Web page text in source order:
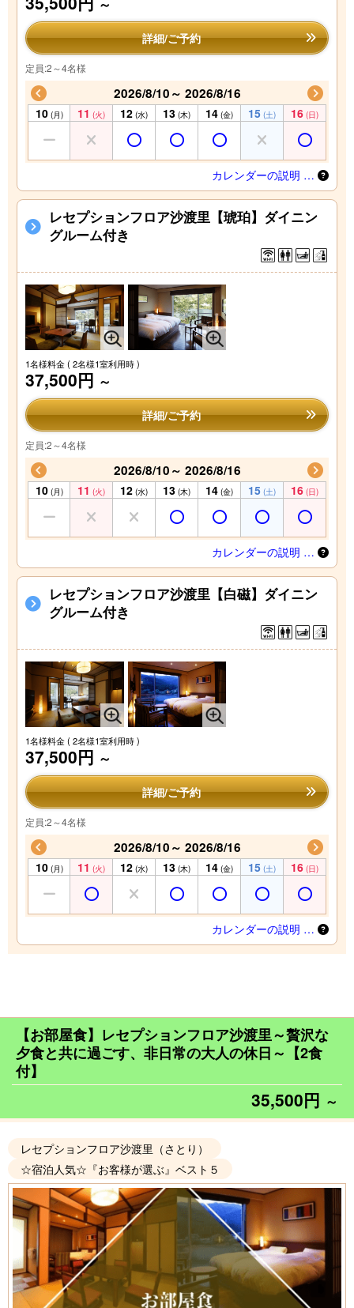
詳細/ご予約
定員:2～4名様
2026/8/10～ 2026/8/16
10 (月) 11 (火) 12 (水) 13 (木) 14 (金) 15 (土) 16 (日)
カレンダーの説明 …
レセプションフロア沙渡里【琥珀】ダイニン
グルーム付き
1名様料金( 2名様1室利用時 )
37,500円 ～
詳細/ご予約
定員:2～4名様
2026/8/10～ 2026/8/16
10 (月) 11 (火) 12 (水) 13 (木) 14 (金) 15 (土) 16 (日)
カレンダーの説明 …
レセプションフロア沙渡里【白磁】ダイニン
グルーム付き
1名様料金( 2名様1室利用時 )
37,500円 ～
詳細/ご予約
定員:2～4名様
2026/8/10～ 2026/8/16
10 (月) 11 (火) 12 (水) 13 (木) 14 (金) 15 (土) 16 (日)
カレンダーの説明 …
【お部屋食】レセプションフロア沙渡里～贅沢な
夕食と共に過ごす、非日常の大人の休日～【2食
付】
35,500円 ～
レセプションフロア沙渡里（さとり）
☆宿泊人気☆『お客様が選ぶ』ベスト５